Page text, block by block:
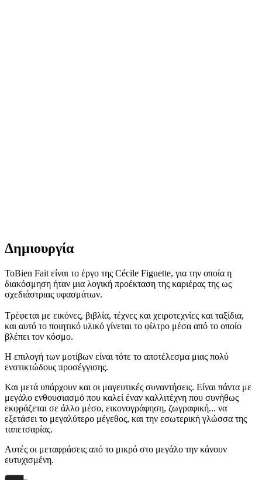
Δημιουργία
ΤοBien Fait είναι το έργο της Cécile Figuette, για την οποία η
διακόσμηση ήταν μια λογική προέκταση της καριέρας της ως
σχεδιάστριας υφασμάτων.
Τρέφεται με εικόνες, βιβλία, τέχνες και χειροτεχνίες και ταξίδια,
και αυτό το ποιητικό υλικό γίνεται το φίλτρο μέσα από το οποίο
βλέπει τον κόσμο.
Η επιλογή των μοτίβων είναι τότε το αποτέλεσμα μιας πολύ
ενστικτώδους προσέγγισης.
Και μετά υπάρχουν και οι μαγευτικές συναντήσεις. Είναι πάντα με
μεγάλο ενθουσιασμό που καλεί έναν καλλιτέχνη που συνήθως
εκφράζεται σε άλλο μέσο, εικονογράφηση, ζωγραφική... να
εξετάσει το μεγαλύτερο μέγεθος, και την εσωτερική γλώσσα της
ταπετσαρίας.
Αυτές οι μεταφράσεις από το μικρό στο μεγάλο την κάνουν
ευτυχισμένη.